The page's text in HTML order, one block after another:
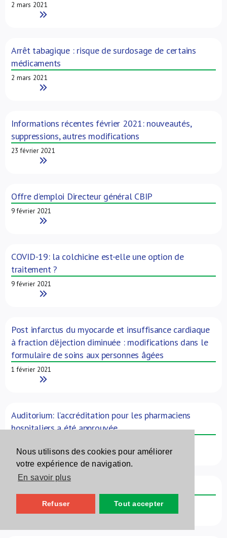
Nous utilisons des cookies pour améliorer
votre expérience de navigation.
En savoir plus
Refuser Tout accepter
2 mars 2021
Read More
Arrêt tabagique : risque de surdosage de certains
médicaments
2 mars 2021
Read More
Informations récentes février 2021: nouveautés,
suppressions, autres modifications
23 février 2021
Read More
Offre d’emploi Directeur général CBIP
9 février 2021
Read More
COVID-19: la colchicine est-elle une option de
traitement ?
9 février 2021
Read More
Post infarctus du myocarde et insuffisance cardiaque
à fraction d’éjection diminuée : modifications dans le
formulaire de soins aux personnes âgées
1 février 2021
Read More
Auditorium: l’accréditation pour les pharmaciens
hospitaliers a été approuvée
Read More
1 février 2021
Read More